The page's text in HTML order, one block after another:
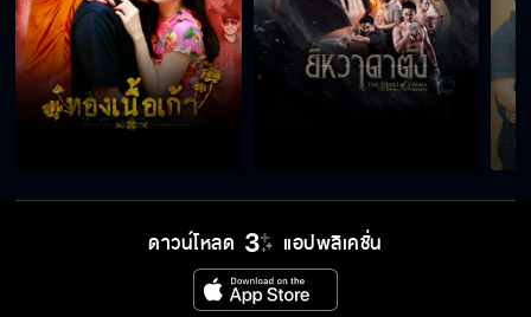
ดาวน์โหลด แอปพลิเคชั่น